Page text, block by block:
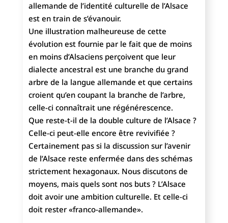
allemande de l’identité culturelle de l’Alsace
est en train de s’évanouir.
Une illustration malheureuse de cette
évolution est fournie par le fait que de moins
en moins d’Alsaciens perçoivent que leur
dialecte ancestral est une branche du grand
arbre de la langue allemande et que certains
croient qu’en coupant la branche de l’arbre,
celle-ci connaîtrait une régénérescence.
Que reste-t-il de la double culture de l’Alsace ?
Celle-ci peut-elle encore être revivifiée ?
Certainement pas si la discussion sur l’avenir
de l’Alsace reste enfermée dans des schémas
strictement hexagonaux. Nous discutons de
moyens, mais quels sont nos buts ? L’Alsace
doit avoir une ambition culturelle. Et celle-ci
doit rester «franco-allemande».